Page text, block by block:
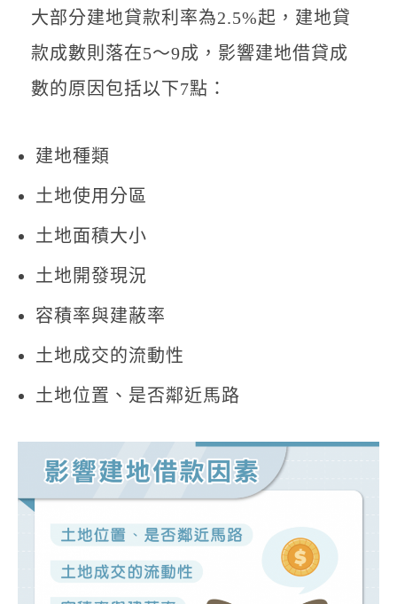
大部分建地貸款利率為2.5%起，建地貸
款成數則落在5～9成，影響建地借貸成
數的原因包括以下7點：
建地種類
土地使用分區
土地面積大小
土地開發現況
容積率與建蔽率
土地成交的流動性
土地位置、是否鄰近馬路